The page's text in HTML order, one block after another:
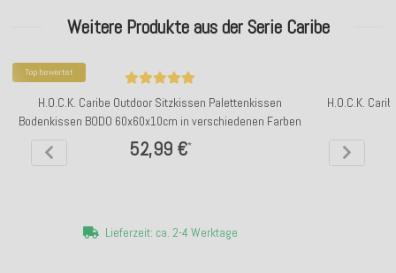
Weitere Produkte aus der Serie Caribe
Top bewertet
H.O.C.K. Caribe Outdoor Sitzkissen Palettenkissen
Bodenkissen BODO 60x60x10cm in verschiedenen Farben
52,99 €*
Lieferzeit: ca. 2-4 Werktage
H.O.C.K.